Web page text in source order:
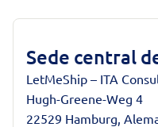
Sede central
LetMeShip – ITA
Hugh-Greene-Weg 4
22529 Hamburg,